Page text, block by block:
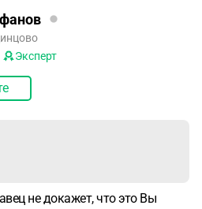
Эксперт
не докажет, что это Вы